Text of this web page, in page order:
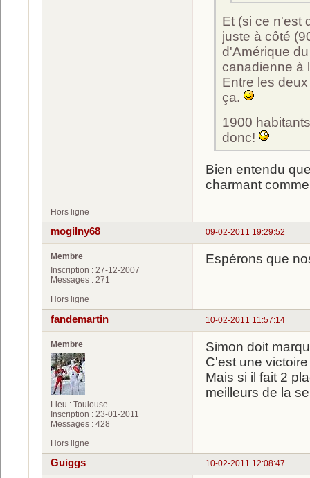
Et (si ce n'est
juste à côté
d'Amérique
canadienne à
Entre les
ça.
1900
donc!
Bien entendu
charmant
Hors ligne
09-02-2011 19:29:52
mogilny68
Membre
Inscription : 27-12-2007
Messages : 271
Espérons que
Hors ligne
10-02-2011 11:57:14
fandemartin
Membre
Lieu : Toulouse
Inscription : 23-01-2011
Messages : 428
Simon doit
C'est une
Mais si il fait 2
meilleurs de la
Hors ligne
10-02-2011 12:08:47
Guiggs